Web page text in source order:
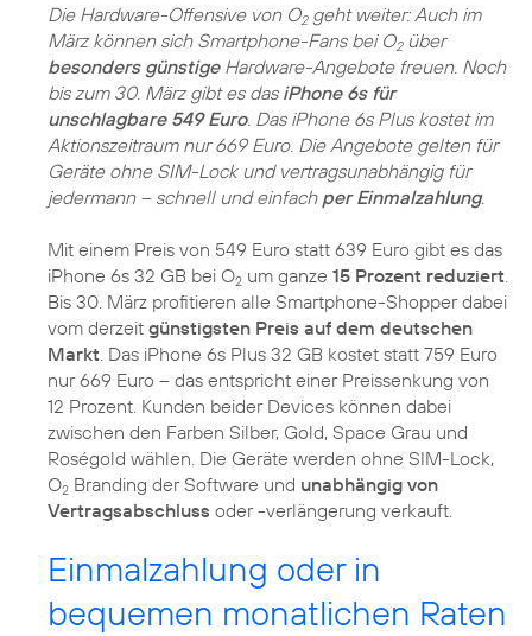
Die Hardware-Offensive von O2geht weiter: Auch im
März können sich Smartphone-Fans bei O2über
besonders günstigeHardware-Angebote freuen. Noch
bis zum 30. März gibt es das iPhone 6s für
unschlagbare 549 Euro. Das iPhone 6s Plus kostet im
Aktionszeitraum nur 669 Euro. Die Angebote gelten für
Geräte ohne SIM-Lock und vertragsunabhängig für
jedermann – schnell und einfach per Einmalzahlung.
Mit einem Preis von 549 Euro statt 639 Euro gibt es das
iPhone 6s 32 GB bei O2 um ganze 15 Prozent reduziert
Bis 30. März profitieren alle Smartphone-Shopper dabei
vom derzeit günstigsten Preis auf dem deutschen
Markt . Das iPhone 6s Plus 32 GB kostet statt 759 Euro
nur 669 Euro – das entspricht einer Preissenkung von
12 Prozent. Kunden beider Devices können dabei
zwischen den Farben Silber, Gold, Space Grau und
Roségold wählen. Die Geräte werden ohne SIM-Lock,
O2 Branding der Software und unabhängig von
Vertragsabschluss oder -verlängerung verkauft.
Einmalzahlung oder in
bequemen monatlichen Raten